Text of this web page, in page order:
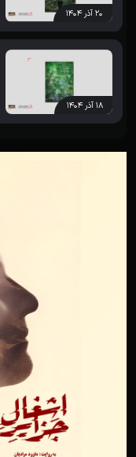
۲۰ آذر ۱۴۰۴
۱۸ آذر ۱۴۰۴